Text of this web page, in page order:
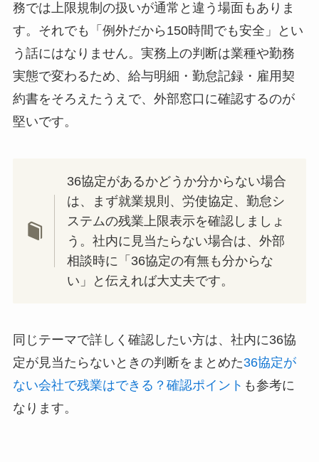
務では上限規制の扱いが通常と違う場面もありま
す。それでも「例外だから150時間でも安全」とい
う話にはなりません。実務上の判断は業種や勤務
実態で変わるため、給与明細・勤怠記録・雇用契
約書をそろえたうえで、外部窓口に確認するのが
堅いです。
36協定があるかどうか分からない場合
は、まず就業規則、労使協定、勤怠シ
ステムの残業上限表示を確認しましょ
う。社内に見当たらない場合は、外部
相談時に「36協定の有無も分からな
い」と伝えれば大丈夫です。
同じテーマで詳しく確認したい方は、社内に36協
定が見当たらないときの判断をまとめた36協定が
ない会社で残業はできる？確認ポイント も参考に
なります。